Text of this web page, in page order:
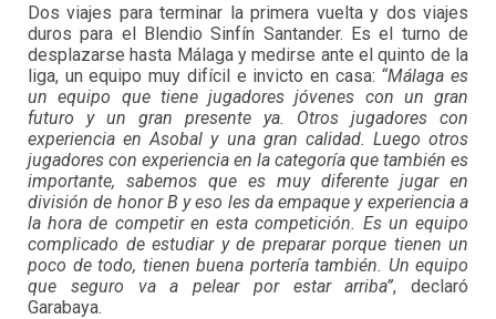
Dos viajes para terminar la primera vuelta y dos viajes
duros para el Blendio Sinfín Santander. Es el turno de
desplazarse hasta Málaga y medirse ante el quinto de la
liga, un equipo muy difícil e invicto en casa: “Málaga es
un equipo que tiene jugadores jóvenes con un gran
futuro y un gran presente ya. Otros jugadores con
experiencia en Asobal y una gran calidad. Luego otros
jugadores con experiencia en la categoría que también es
importante, sabemos que es muy diferente jugar en
división de honor B y eso les da empaque y experiencia a
la hora de competir en esta competición. Es un equipo
complicado de estudiar y de preparar porque tienen un
poco de todo, tienen buena portería también. Un equipo
que seguro va a pelear por estar arriba”, declaró
Garabaya.